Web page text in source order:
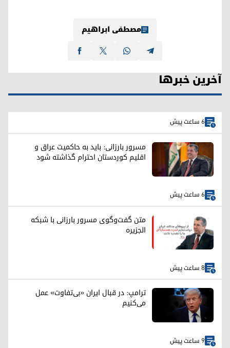
مصطفی ابراهیم
آخرین خبرها
6 ساعت پیش
مسرور بارزانی: باید به حاکمیت عراق و
اقلیم کوردستان احترام گذاشته شود
6 ساعت پیش
متن گفت‌وگوی مسرور بارزانی با شبکه
الجزیره
8 ساعت پیش
ترامپ: در قبال ایران «بی‌تفاوت» عمل
می‌کنیم
9 ساعت پیش